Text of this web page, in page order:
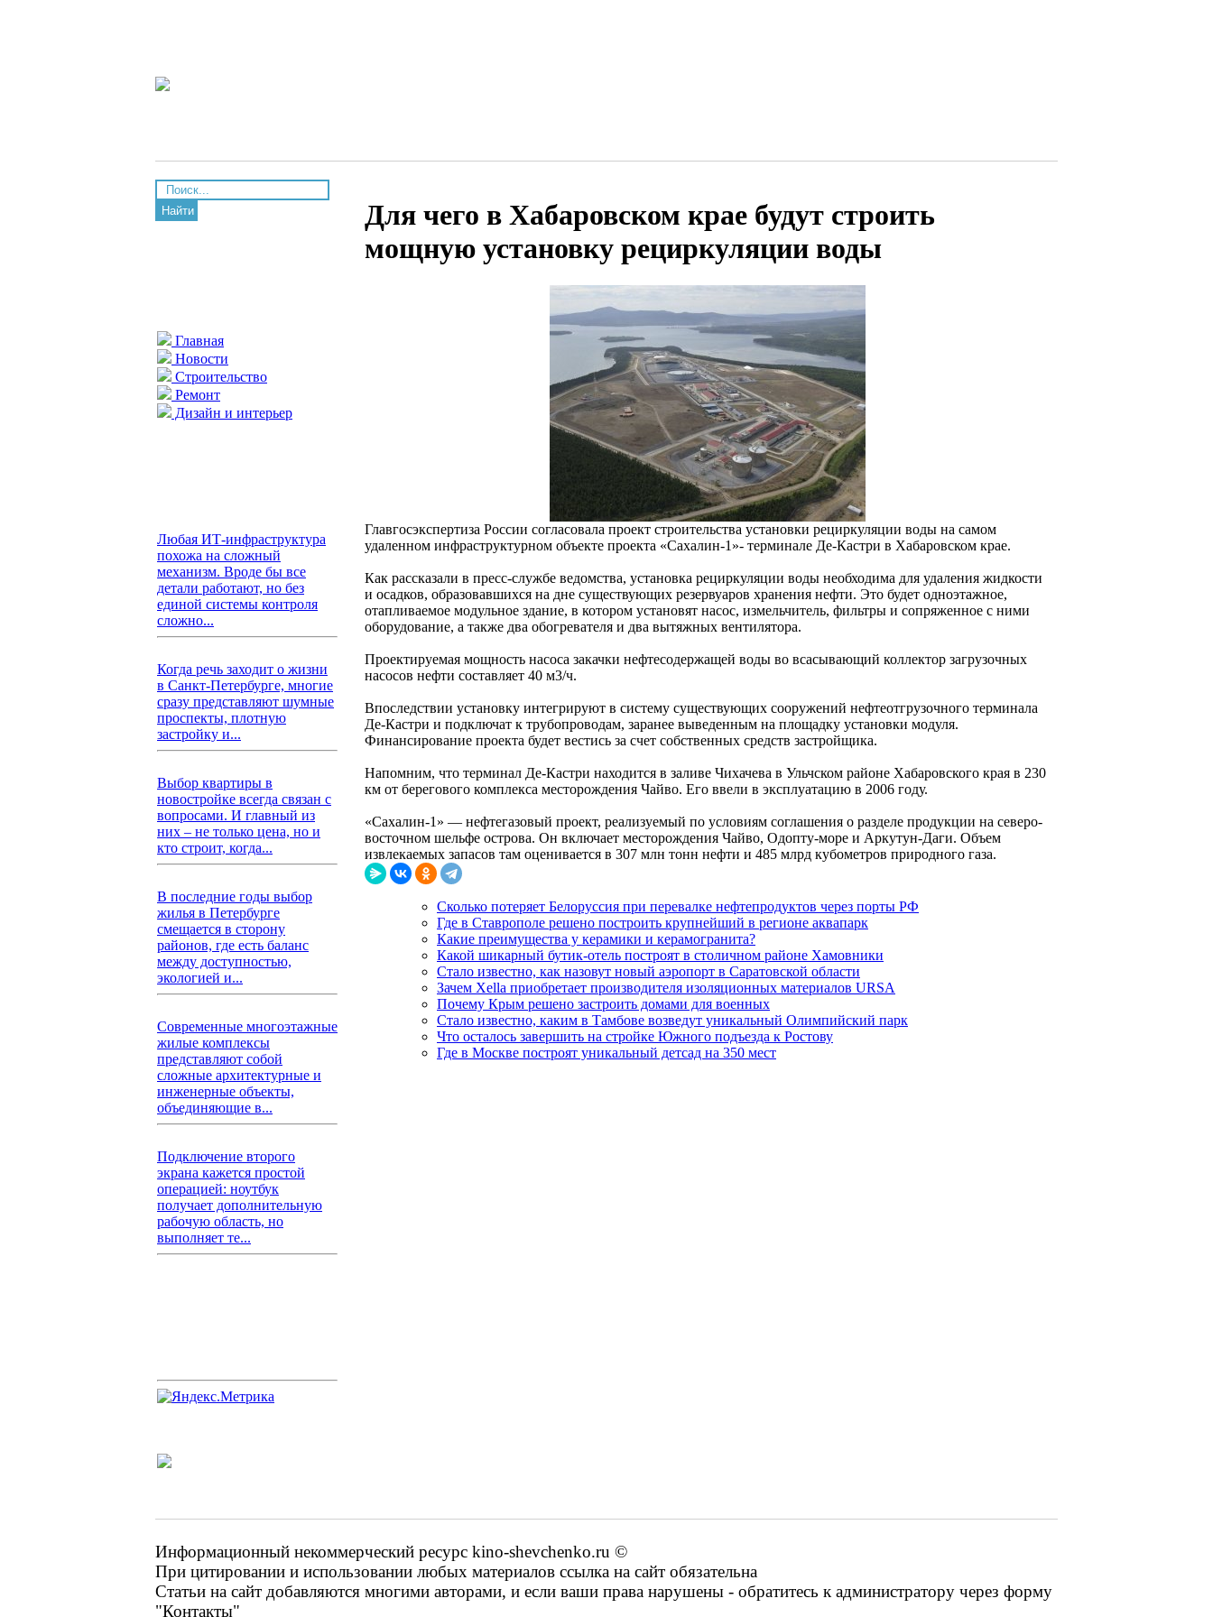
Найти
Главная
Новости
Строительство
Ремонт
Дизайн и интерьер
Любая ИТ-инфраструктура
похожа на сложный
механизм. Вроде бы все
детали работают, но без
единой системы контроля
сложно...
Когда речь заходит о жизни
в Санкт-Петербурге, многие
сразу представляют шумные
проспекты, плотную
застройку и...
Выбор квартиры в
новостройке всегда связан с
вопросами. И главный из
них – не только цена, но и
кто строит, когда...
В последние годы выбор
жилья в Петербурге
смещается в сторону
районов, где есть баланс
между доступностью,
экологией и...
Современные многоэтажные
жилые комплексы
представляют собой
сложные архитектурные и
инженерные объекты,
объединяющие в...
Подключение второго
экрана кажется простой
операцией: ноутбук
получает дополнительную
рабочую область, но
выполняет те...
Для чего в Хабаровском крае будут строить
мощную установку рециркуляции воды
Главгосэкспертиза России согласовала проект строительства установки рециркуляции воды на самом
удаленном инфраструктурном объекте проекта «Сахалин-1»- терминале Де-Кастри в Хабаровском крае.
Как рассказали в пресс-службе ведомства, установка рециркуляции воды необходима для удаления жидкости
и осадков, образовавшихся на дне существующих резервуаров хранения нефти. Это будет одноэтажное,
отапливаемое модульное здание, в котором установят насос, измельчитель, фильтры и сопряженное c ними
оборудование, а также два обогревателя и два вытяжных вентилятора.
Проектируемая мощность насоса закачки нефтесодержащей воды во всасывающий коллектор загрузочных
насосов нефти составляет 40 м3/ч.
Впоследствии установку интегрируют в систему существующих сооружений нефтеотгрузочного терминала
Де-Кастри и подключат к трубопроводам, заранее выведенным на площадку установки модуля.
Финансирование проекта будет вестись за счет собственных средств застройщика.
Напомним, что терминал Де-Кастри находится в заливе Чихачева в Ульчском районе Хабаровского края в 230
км от берегового комплекса месторождения Чайво. Его ввели в эксплуатацию в 2006 году.
«Сахалин-1» — нефтегазовый проект, реализуемый по условиям соглашения о разделе продукции на северо-
восточном шельфе острова. Он включает месторождения Чайво, Одопту-море и Аркутун-Даги. Объем
извлекаемых запасов там оценивается в 307 млн тонн нефти и 485 млрд кубометров природного газа.
Сколько потеряет Белоруссия при перевалке нефтепродуктов через порты РФ
Где в Ставрополе решено построить крупнейший в регионе аквапарк
Какие преимущества у керамики и керамогранита?
Какой шикарный бутик-отель построят в столичном районе Хамовники
Стало известно, как назовут новый аэропорт в Саратовской области
Зачем Xella приобретает производителя изоляционных материалов URSA
Почему Крым решено застроить домами для военных
Стало известно, каким в Тамбове возведут уникальный Олимпийский парк
Что осталось завершить на стройке Южного подъезда к Ростову
Где в Москве построят уникальный детсад на 350 мест
Информационный некоммерческий ресурс kino-shevchenko.ru ©
При цитировании и использовании любых материалов ссылка на сайт обязательна
Статьи на сайт добавляются многими авторами, и если ваши права нарушены - обратитесь к администратору через форму
"Контакты"